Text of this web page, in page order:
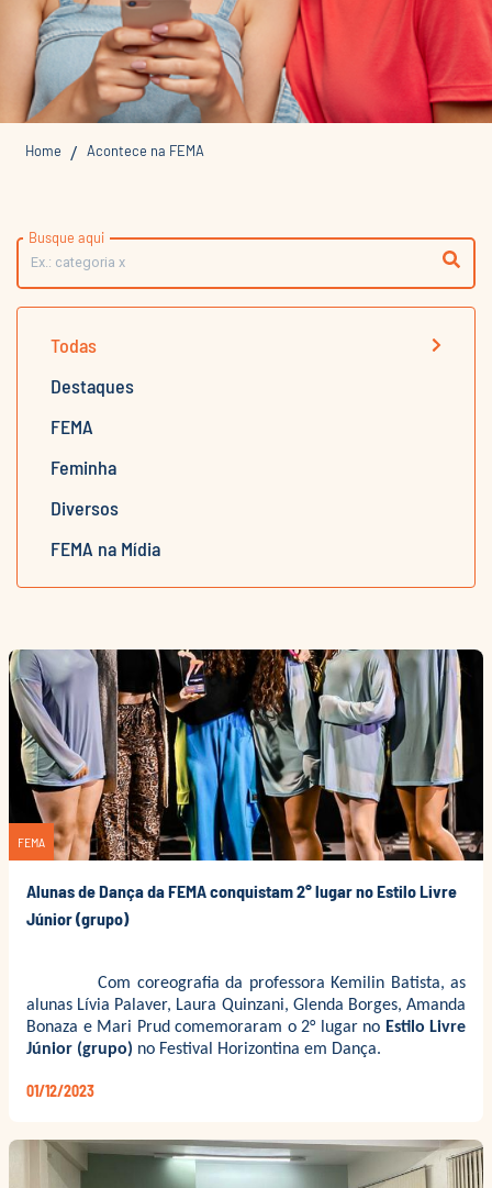
Home / Acontece na FEMA
Busque aqui
Todas
Destaques
FEMA
Feminha
Diversos
FEMA na Mídia
FEMA
Alunas de Dança da FEMA conquistam 2° lugar no Estilo Livre
Júnior (grupo)
Com coreografia da professora Kemilin Batista, as
alunas Lívia Palaver, Laura Quinzani, Glenda Borges, Amanda
Bonaza e Mari Prud comemoraram o 2° lugar no Estilo Livre
Júnior (grupo) no Festival Horizontina em Dança.
01/12/2023